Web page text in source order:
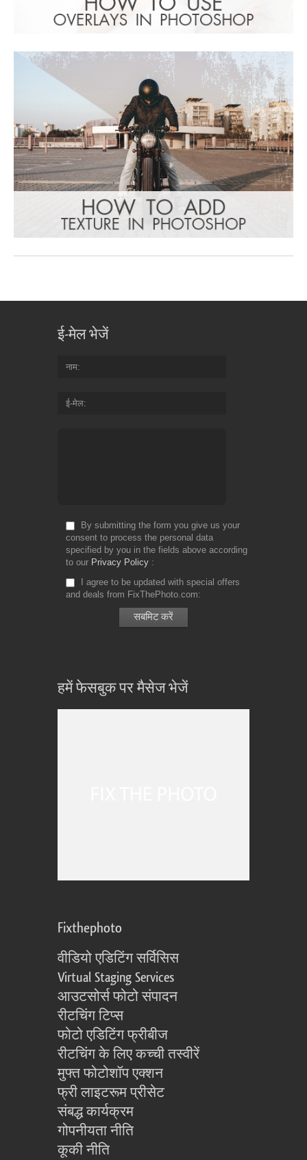
ई-मेल भेजें
नाम
ई-मेल
By submitting the form you give us your
consent to process the personal data
specified by you in the fields above according
to our Privacy Policy
I agree to be updated with special offers
and deals from FixThePhoto.com
हमें फेसबुक पर मैसेज भेजें
Fixthephoto
वीडियो एडिटिंग सर्विसिस
Virtual Staging Services
आउटसोर्स फोटो संपादन
रीटचिंग टिप्स
फोटो एडिटिंग फ्रीबीज
रीटचिंग के लिए कच्ची तस्वीरें
मुफ्त फोटोशॉप एक्शन
फ्री लाइटरूम प्रीसेट
संबद्ध कार्यक्रम
गोपनीयता नीति
कूकी नीति